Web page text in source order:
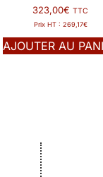
323,00€ TTC
Prix HT : 269,17€
AJOUTER AU